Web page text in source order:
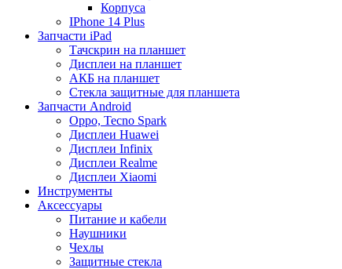
Корпуса
IPhone 14 Plus
Запчасти iPad
Тачскрин на планшет
Дисплеи на планшет
АКБ на планшет
Стекла защитные для планшета
Запчасти Android
Oppo, Tecno Spark
Дисплеи Huawei
Дисплеи Infinix
Дисплеи Realme
Дисплеи Xiaomi
Инструменты
Аксессуары
Питание и кабели
Наушники
Чехлы
Защитные стекла